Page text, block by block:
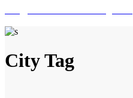
City Tag